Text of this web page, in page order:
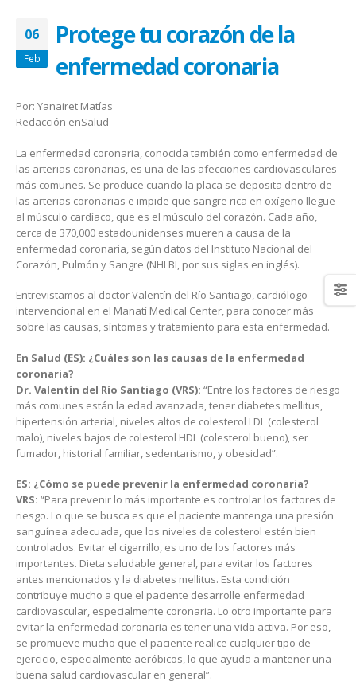
06
Feb
Protege tu corazón de la
enfermedad coronaria
Por: Yanairet Matías
Redacción enSalud
La enfermedad coronaria, conocida también como enfermedad de
las arterias coronarias, es una de las afecciones cardiovasculares
más comunes. Se produce cuando la placa se deposita dentro de
las arterias coronarias e impide que sangre rica en oxígeno llegue
al músculo cardíaco, que es el músculo del corazón. Cada año,
cerca de 370,000 estadounidenses mueren a causa de la
enfermedad coronaria, según datos del Instituto Nacional del
Corazón, Pulmón y Sangre (NHLBI, por sus siglas en inglés).
Entrevistamos al doctor Valentín del Río Santiago, cardiólogo
intervencional en el Manatí Medical Center, para conocer más
sobre las causas, síntomas y tratamiento para esta enfermedad.
En Salud (ES): ¿Cuáles son las causas de la enfermedad
coronaria?
Dr. Valentín del Río Santiago (VRS): “Entre los factores de riesgo
más comunes están la edad avanzada, tener diabetes mellitus,
hipertensión arterial, niveles altos de colesterol LDL (colesterol
malo), niveles bajos de colesterol HDL (colesterol bueno), ser
fumador, historial familiar, sedentarismo, y obesidad”.
ES: ¿Cómo se puede prevenir la enfermedad coronaria?
VRS: “Para prevenir lo más importante es controlar los factores de
riesgo. Lo que se busca es que el paciente mantenga una presión
sanguínea adecuada, que los niveles de colesterol estén bien
controlados. Evitar el cigarrillo, es uno de los factores más
importantes. Dieta saludable general, para evitar los factores
antes mencionados y la diabetes mellitus. Esta condición
contribuye mucho a que el paciente desarrolle enfermedad
cardiovascular, especialmente coronaria. Lo otro importante para
evitar la enfermedad coronaria es tener una vida activa. Por eso,
se promueve mucho que el paciente realice cualquier tipo de
ejercicio, especialmente aeróbicos, lo que ayuda a mantener una
buena salud cardiovascular en general”.